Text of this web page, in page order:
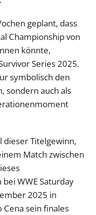
geplant, dass
Championship von
könnte,
Series 2025.
symbolisch den
sondern auch als
dieser Titelgewinn,
Match zwischen
WWE Saturday
2025 in
Cena sein finales